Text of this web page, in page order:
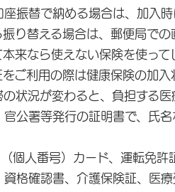
座振替で納める場合は、加入
り替える場合は、郵便局での
本来なら使えない保険を使っ
ご利用の際は健康保険の加入
の状況が変わると、負担する
官公署等発行の証明書で、氏
人番号）カード、運転免許
確認書、介護保険証、医療